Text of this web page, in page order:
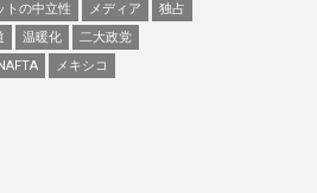
トの中立性 メディア
独占
温暖化
二大政党
メキシコ